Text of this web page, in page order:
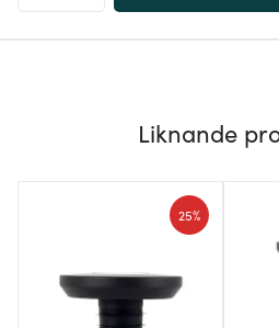
Liknande
25%